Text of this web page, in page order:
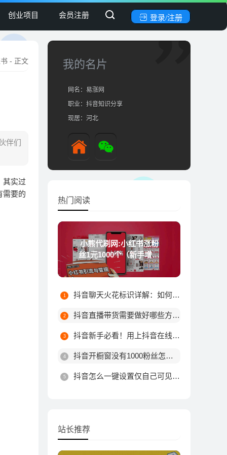
创业项目 会员注册 登录/注册
- 正文
伴们
其实过
需要的
我的名片
网名：易涨网
职业：抖音知识分享
现居：河北
热门阅读
小熊代刷网:小红书涨粉
丝1元1000个（新手增加
粉丝技巧）
抖音聊天火花标识详解：如何触发不同颜色火花及最高等级规则
抖音直播带货需要做好哪些方面?
抖音新手必看！用上抖音在线涨粉平台这10个技巧，粉丝量由你决定！
抖音开橱窗没有1000粉丝怎么办
抖音怎么一键设置仅自己可见？详细步骤教你轻松搞定
站长推荐